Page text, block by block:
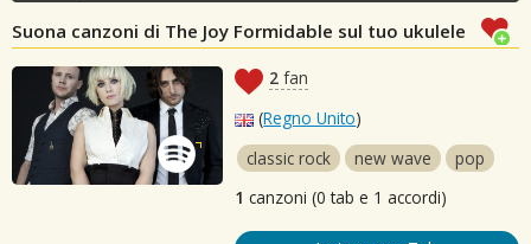
Suona canzoni di The Joy Formidable sul tuo ukulele
2 fan
(Regno Unito)
classic rock
new wave
pop
1 canzoni (0 tab e 1 accordi)